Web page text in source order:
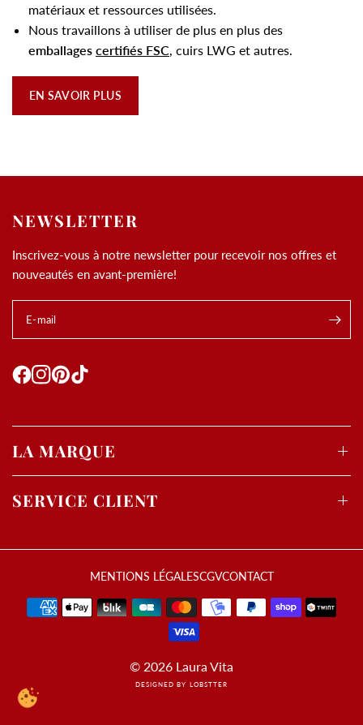
matériaux et ressources utilisées.
Nous travaillons à utiliser de plus en plus des
emballages certifiés FSC, cuirs LWG et autres.
EN SAVOIR PLUS
NEWSLETTER
Inscrivez-vous à notre newsletter pour recevoir nos offres et
nouveautés en avant-première!
E-mail
LA MARQUE
SERVICE CLIENT
© 2026 Laura Vita
DESIGNED BY LOBSTTER
MENTIONS LÉGALESCGVCONTACT